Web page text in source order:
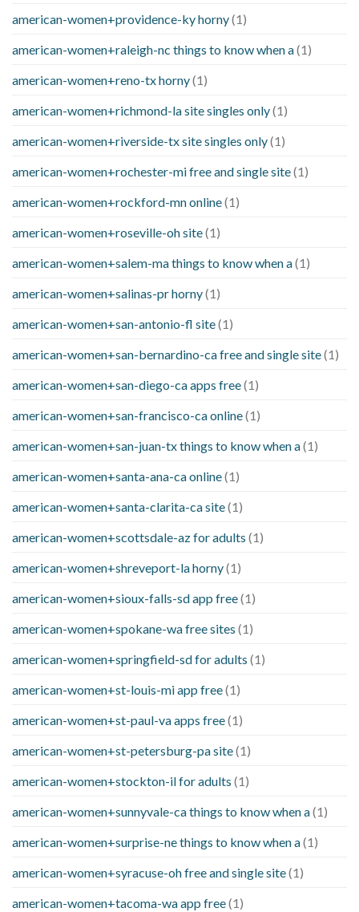
american-women+providence-ky horny(1)
american-women+raleigh-nc things to know when a(1)
american-women+reno-tx horny(1)
american-women+richmond-la site singles only(1)
american-women+riverside-tx site singles only(1)
american-women+rochester-mi free and single site(1)
american-women+rockford-mn online(1)
american-women+roseville-oh site(1)
american-women+salem-ma things to know when a(1)
american-women+salinas-pr horny(1)
american-women+san-antonio-fl site(1)
american-women+san-bernardino-ca free and single site(1)
american-women+san-diego-ca apps free(1)
american-women+san-francisco-ca online(1)
american-women+san-juan-tx things to know when a(1)
american-women+santa-ana-ca online(1)
american-women+santa-clarita-ca site(1)
american-women+scottsdale-az for adults (1)
american-women+shreveport-la horny(1)
american-women+sioux-falls-sd app free(1)
american-women+spokane-wa free sites (1)
american-women+springfield-sd for adults (1)
american-women+st-louis-mi app free(1)
american-women+st-paul-va apps free(1)
american-women+st-petersburg-pa site(1)
american-women+stockton-il for adults (1)
american-women+sunnyvale-ca things to know when a(1)
american-women+surprise-ne things to know when a(1)
american-women+syracuse-oh free and single site(1)
american-women+tacoma-wa app free(1)